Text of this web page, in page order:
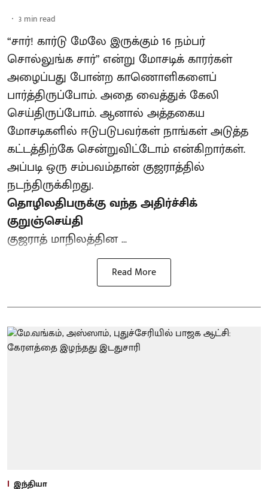
3 min read
“சார்! கார்டு மேலே இருக்கும் 16 நம்பர்
சொல்லுங்க சார்” என்று மோசடிக் காரர்கள்
அழைப்பது போன்ற காணொளிகளைப்
பார்த்திருப்போம். அதை வைத்துக் கேலி
செய்திருப்போம். ஆனால் அத்தகைய
மோசடிகளில் ஈடுபடுபவர்கள் நாங்கள் அடுத்த
கட்டத்திற்கே சென்றுவிட்டோம் என்கிறார்கள்.
அப்படி ஒரு சம்பவம்தான் குஜராத்தில்
நடந்திருக்கிறது.
தொழிலதிபருக்கு வந்த அதிர்ச்சிக்
குறுஞ்செய்தி
குஜராத் மாநிலத்தின ...
Read More
இந்தியா